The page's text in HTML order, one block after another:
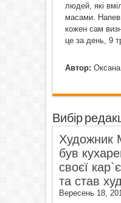
людей, які
масами.
кожен сам
це за день, 9
Автор:
Вибір
Художник
був
своєї
та став
Вересень 18,